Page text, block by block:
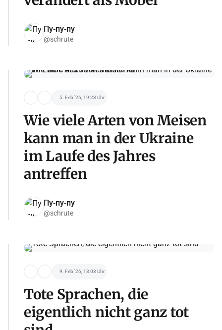
Пу-пу-пу
@schrute
5. Feb '26, 19:23 Uhr
Wie viele Arten von Meisen
kann man in der Ukraine
im Laufe des Jahres
antreffen
Пу-пу-пу
@schrute
9. Feb '26, 13:03 Uhr
Tote Sprachen, die
eigentlich nicht ganz tot